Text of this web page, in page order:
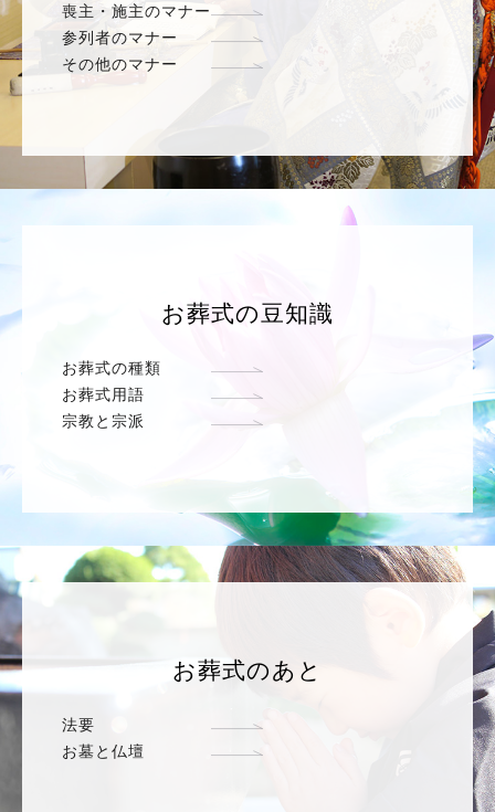
喪主・施主のマナー
参列者のマナー
その他のマナー
お葬式の豆知識
お葬式の種類
お葬式用語
宗教と宗派
お葬式のあと
法要
お墓と仏壇